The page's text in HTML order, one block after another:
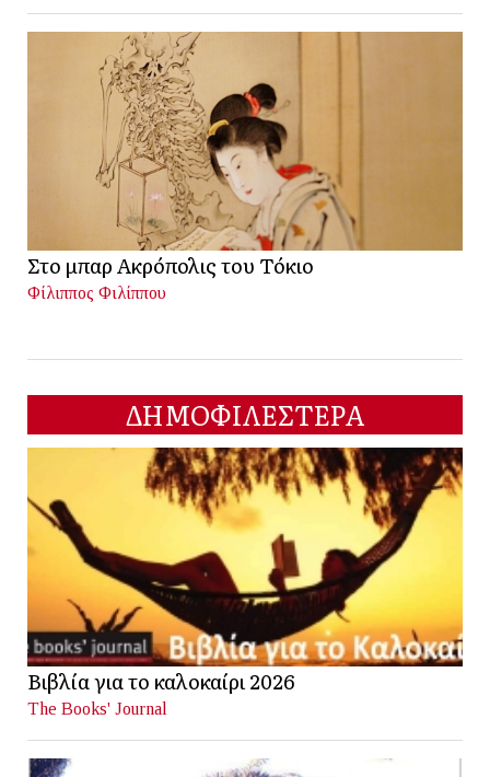
Στο μπαρ Ακρόπολις του Τόκιο
Φίλιππος Φιλίππου
ΔΗΜΟΦΙΛΕΣΤΕΡΑ
Βιβλία για το καλοκαίρι 2026
The Books' Journal